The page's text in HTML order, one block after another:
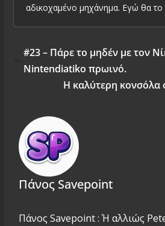
αδικοχαμένο μηχάνημα. Εγώ θα το
#23 – Πάρε το μηδέν με τον
Nintendiatiko πρωινό.
Η καλύτερη
Πάνος Savepoint
Πάνος Savepoint : Ή αλλιώς